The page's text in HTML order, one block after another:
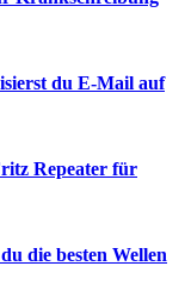
du E-Mail auf
Repeater für
die besten Wellen